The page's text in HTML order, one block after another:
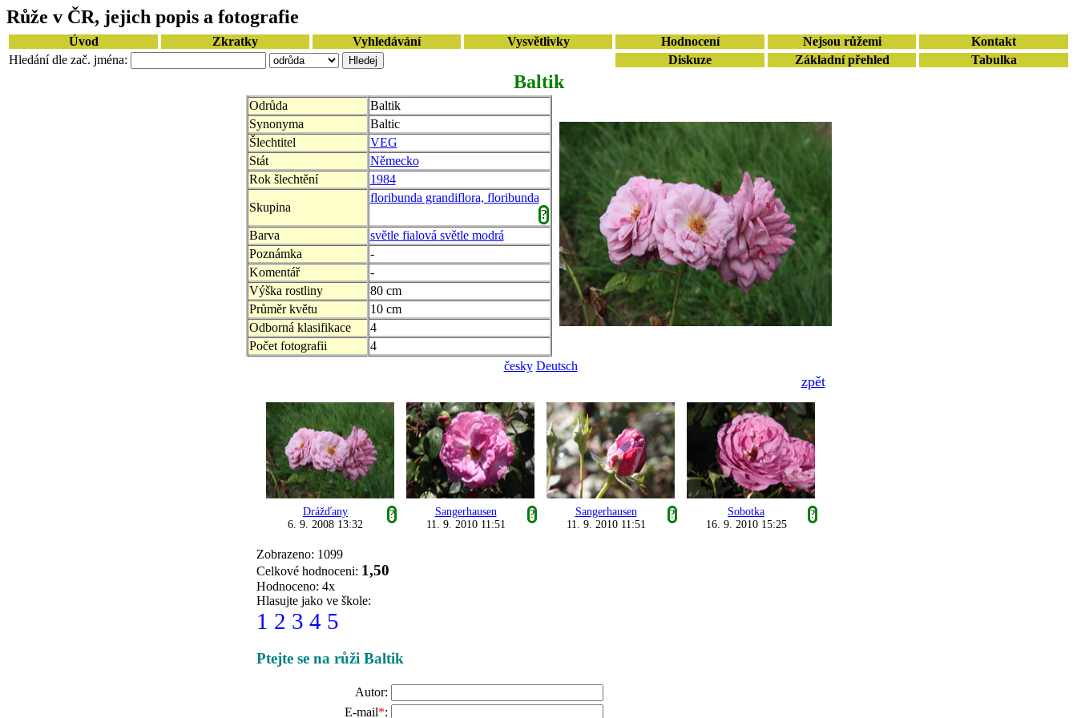
Růže v ČR, jejich popis a fotografie
Úvod Zkratky Vyhledávání Vysvětlivky Hodnocení Nejsou růžemi
Kontakt
Hledání dle zač. jména:
Diskuze Základní přehled Tabulka
Baltik
Odrůda
Baltik
Synonyma
Baltic
Šlechtitel
VEG
Stát
Německo
Rok šlechtění
1984
Skupina
floribunda grandiflora, floribunda
?
Barva
světle fialová světle modrá
Poznámka
-
Komentář
-
Výška rostliny
80 cm
Průměr květu
10 cm
Odborná klasifikace
4
Počet fotografii
4
česky Deutsch
zpět
Drážďany
?
6. 9. 2008 13:32
Sangerhausen
?
11. 9. 2010 11:51
Sangerhausen
?
11. 9. 2010 11:51
Sobotka
?
16. 9. 2010 15:25
Zobrazeno: 1099
Celkové hodnoceni: 1,50
Hodnoceno: 4x
Hlasujte jako ve škole:
1 2 3 4 5
Ptejte se na růži Baltik
Autor:
E-mail*: